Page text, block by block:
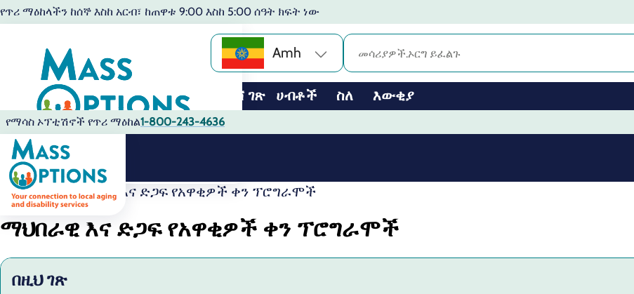
የጥሪ ማዕከላችን ከሰኞ እስከ አርብ፣ ከጠዋቱ 9:00 እስከ 5:00 ሰዓት ክፍት ነው
Amh
መነሻ ገጽ ሀብቶች ስለ እውቂያ
የማሳስ ኦፕቲሽኖች የጥሪ ማዕከል1-800-243-4636
ሀብቶች ማህበራዊ እና ድጋፍ የአዋቂዎች ቀን ፕሮግራሞች
ማህበራዊ እና ድጋፍ የአዋቂዎች ቀን ፕሮግራሞች
በዚህ ገጽ